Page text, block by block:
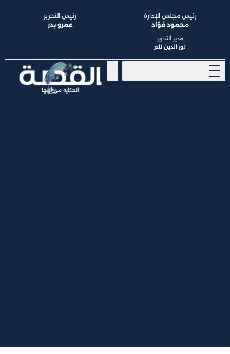
الحكاية من أولها
رئيس مجلس الإدارة
محمود فؤاد
مدير التحرير
نور الدين نادر
رئيس التحرير
عمرو بدر